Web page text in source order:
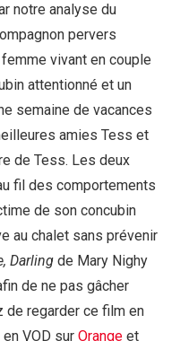
notre analyse du
pervers
vivant en couple
attentionné et un
semaine de vacances
amies Tess et
de Tess. Les deux
fil des comportements
de son concubin
au chalet sans prévenir
Darling de Mary Nighy
de ne pas gâcher
regarder ce film en
VOD sur Orange et